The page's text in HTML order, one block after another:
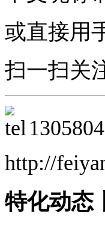
或直接用
扫一扫关
http://
特化动态